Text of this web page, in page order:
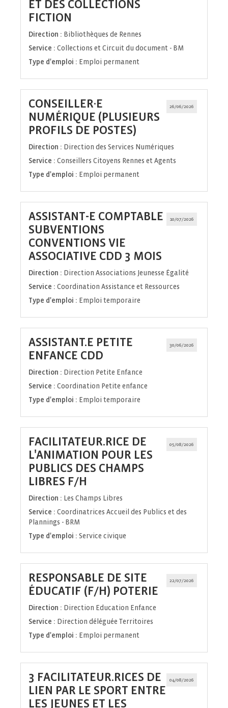
ET DES COLLECTIONS
FICTION
fenêtre)
Direction : Bibliothèques de Rennes
Service : Collections et Circuit du document - BM
Type d'emploi : Emploi permanent
26/06/2026
CONSEILLER·E
NUMÉRIQUE (PLUSIEURS
PROFILS DE POSTES)
fenêtre)
Direction : Direction des Services Numériques
Service : Conseillers Citoyens Rennes et Agents
Type d'emploi : Emploi permanent
10/07/2026
ASSISTANT-E COMPTABLE
SUBVENTIONS
CONVENTIONS VIE
ASSOCIATIVE CDD 3 MOIS
fenêtre)
Direction : Direction Associations Jeunesse Égalité
Service : Coordination Assistance et Ressources
Type d'emploi : Emploi temporaire
30/06/2026
ASSISTANT.E PETITE
ENFANCE CDD
fenêtre)
Direction : Direction Petite Enfance
Service : Coordination Petite enfance
Type d'emploi : Emploi temporaire
05/08/2026
FACILITATEUR.RICE DE
L'ANIMATION POUR LES
PUBLICS DES CHAMPS
LIBRES F/H
fenêtre)
Direction : Les Champs Libres
Service : Coordinatrices Accueil des Publics et des
Plannings - BRM
Type d'emploi : Service civique
22/07/2026
RESPONSABLE DE SITE
ÉDUCATIF (F/H) POTERIE
Direction : Direction Education Enfance
Service : Direction déléguée Territoires
Type d'emploi : Emploi permanent
04/08/2026
3 FACILITATEUR.RICES DE
LIEN PAR LE SPORT ENTRE
LES JEUNES ET LES